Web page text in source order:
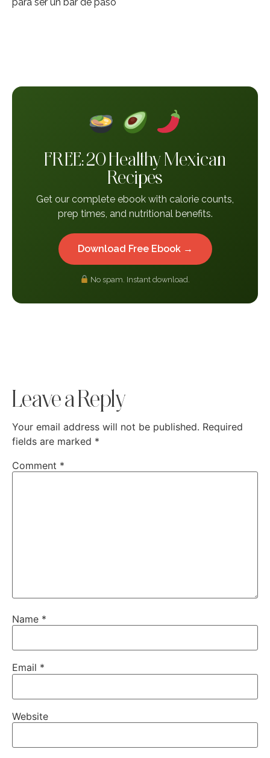
FREE: 20 Healthy Mexican
Recipes
Get our complete ebook with calorie counts,
prep times, and nutritional benefits.
Download Free Ebook →
No spam. Instant download.
Leave a Reply
Your email address will not be published. Required
fields are marked *
Comment *
Name *
Email *
Website